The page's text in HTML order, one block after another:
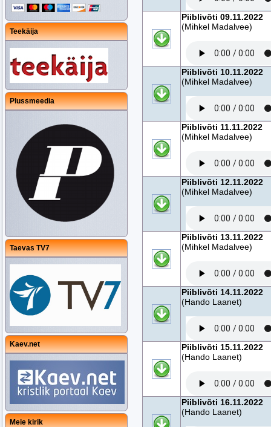
Teekäija
Plussmeedia
Taevas TV7
Kaev.net
Meie kirik
Piiblivõti 09.11.2022
(Mihkel Madalvee)
Piiblivõti 10.11.2022
(Mihkel Madalvee)
Piiblivõti 11.11.2022
(Mihkel Madalvee)
Piiblivõti 12.11.2022
(Mihkel Madalvee)
Piiblivõti 13.11.2022
(Mihkel Madalvee)
Piiblivõti 14.11.2022
(Hando Laanet)
Piiblivõti 15.11.2022
(Hando Laanet)
Piiblivõti 16.11.2022
(Hando Laanet)